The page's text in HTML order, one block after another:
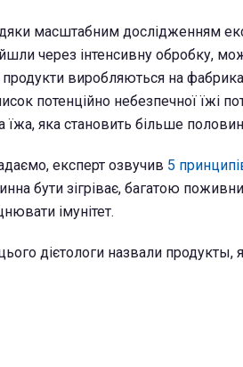
масштабним дослідженням
через інтенсивну обробку,
продукти виробляються на
потенційно небезпечної їжі
їжа, яка становить більше
експерт озвучив 5
бути зігріває, багатою
імунітет.
дієтологи назвали продукты,